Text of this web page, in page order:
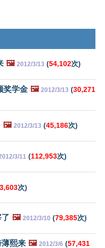
🖼️ 2012/3/13 (54,102次)
奖学金 🖼️ 2012/3/13 (30,271
🖼️ 2012/3/13 (45,186次)
3/11 (112,953次)
次)
🖼️ 2012/3/10 (79,385次)
熙来 🖼️ 2012/3/6 (57,431